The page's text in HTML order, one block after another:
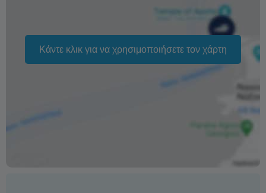
Η αλλαγή ημερομηνίας της κράτησής σας εξαρτάται από
ενδέχεται να αλλάξει ανάλογα με την εποχή.
Το κείμενο «Δωρεάν ακυρώσεις» αναφέρεται στο
επεξεργασία επιστροφής χρημάτων ή ακύρωσης.
Κάντε κλικ για να χρησιμοποιήσετε τον χάρτη